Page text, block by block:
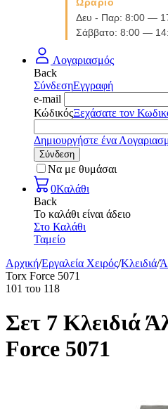
Δευ - Παρ: 8:00 —
Σάββατο: 8:00 —
Λογαριασμός
Back
ΣύνδεσηΕγγραφή
e-mail
ΚώδικόςΞεχάσατε τον
Δημιουργήστε ένα
Σύνδεση
Να με θυμάσαι
0Καλάθι
Back
Το καλάθι είναι άδειο
Στο Καλάθι
Ταμείο
Αρχική/Εργαλεία Χειρός/Κλειδιά/
Torx Force 5071
101 του 118
Σετ 7 Κλειδιά
Force 5071